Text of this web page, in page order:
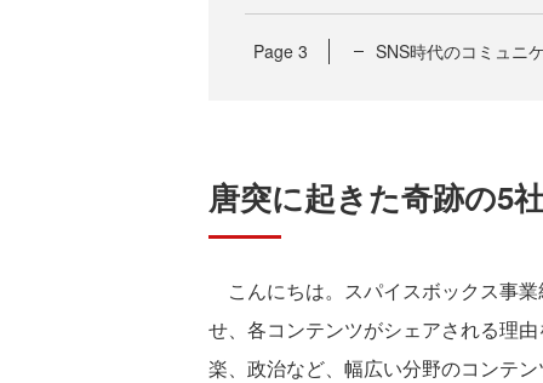
Page 3 SNS時代のコミュニ
唐突に起きた奇跡の5
こんにちは。スパイスボックス事
せ、各コンテンツがシェアされる理
楽、政治など、幅広い分野のコンテ